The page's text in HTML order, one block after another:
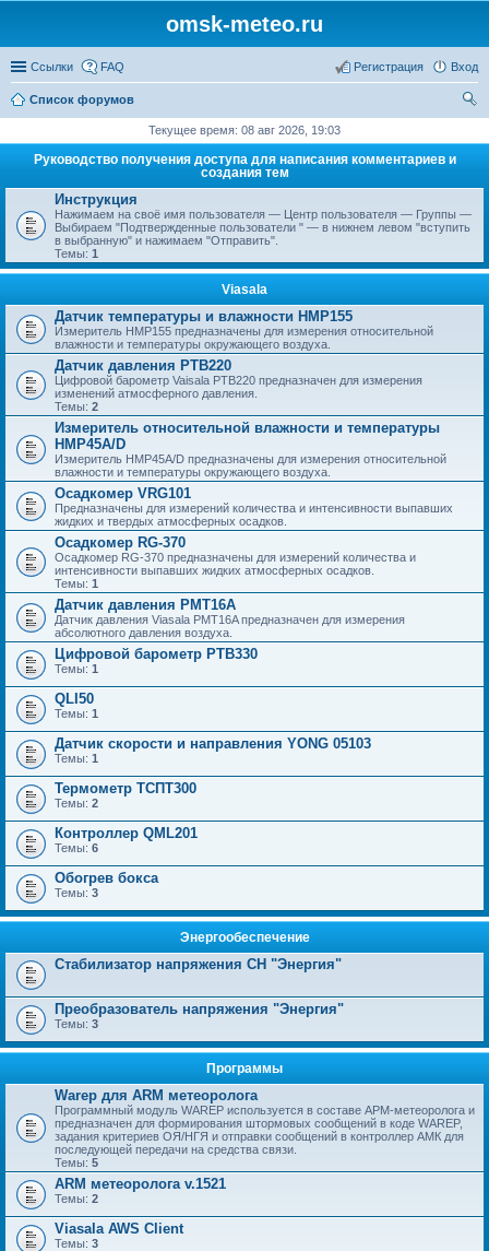
omsk-meteo.ru
Ссылки FAQ Вход
Регистрация
Список форумов
Текущее время: 08 авг 2026, 19:03
Руководство получения доступа для написания комментариев и
создания тем
Инструкция
Нажимаем на своё имя пользователя — Центр пользователя — Группы —
Выбираем "Подтвержденные пользователи " — в нижнем левом "вступить
в выбранную" и нажимаем "Отправить".
Темы: 1
Viasala
Датчик температуры и влажности HMP155
Измеритель HMP155 предназначены для измерения относительной
влажности и температуры окружающего воздуха.
Датчик давления PTB220
Цифровой барометр Vaisala PTB220 предназначен для измерения
изменений атмосферного давления.
Темы: 2
Измеритель относительной влажности и температуры
HMP45A/D
Измеритель HMP45A/D предназначены для измерения относительной
влажности и температуры окружающего воздуха.
Осадкомер VRG101
Предназначены для измерений количества и интенсивности выпавших
жидких и твердых атмосферных осадков.
Осадкомер RG-370
Осадкомер RG-370 предназначены для измерений количества и
интенсивности выпавших жидких атмосферных осадков.
Темы: 1
Датчик давления PMT16A
Датчик давления Viasala PMT16A предназначен для измерения
абсолютного давления воздуха.
Цифровой барометр PTB330
Темы: 1
QLI50
Темы: 1
Датчик скорости и направления YONG 05103
Темы: 1
Термометр ТСПТ300
Темы: 2
Контроллер QML201
Темы: 6
Обогрев бокса
Темы: 3
Энергообеспечение
Стабилизатор напряжения СН "Энергия"
Преобразователь напряжения "Энергия"
Темы: 3
Программы
Warep для ARM метеоролога
Программный модуль WAREP используется в составе АРМ-метеоролога и
предназначен для формирования штормовых сообщений в коде WAREP,
задания критериев ОЯ/НГЯ и отправки сообщений в контроллер АМК для
последующей передачи на средства связи.
Темы: 5
ARM метеоролога v.1521
Темы: 2
Viasala AWS Client
Темы: 3